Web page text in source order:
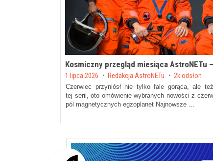
Kosmiczny przegląd miesiąca AstroNETu
Posted on
1 lipca 2026 by Redakcja AstroNETu 2k odsłon
Czerwiec przyniósł nie tylko fale gorąca, ale
tej serii, oto omówienie wybranych nowości z
pól magnetycznych egzoplanet Najnowsze …